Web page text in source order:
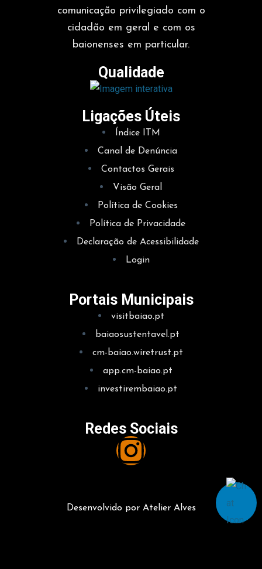
comunicação privilegiado com o
cidadão em geral e com os
baionenses em particular.
Qualidade
Ligações Úteis
Índice ITM
Canal de Denúncia
Contactos Gerais
Visão Geral
Política de Cookies
Política de Privacidade
Declaração de Acessibilidade
Login
Portais Municipais
visitbaiao.pt
baiaosustentavel.pt
cm-baiao.wiretrust.pt
app.cm-baiao.pt
investirembaiao.pt
Redes Sociais
Desenvolvido por Atelier Alves